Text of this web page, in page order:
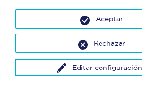
Editar configuración
Rechazar
Aceptar